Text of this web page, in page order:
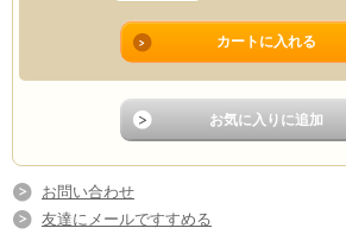
お問い合わせ
友達にメールですすめる